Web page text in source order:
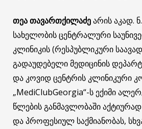
თეა თავართქილაძეარის აკად.
სახელობის ცენტრალური
კლინიკის (რესპუბლიკური
გადაუდებელი მედიცინის
და კოვიდ ცენტრის კლინიკური
„MediClubGeorgia“-ს ექიმი
წლების განმავლობაში
და პროფესიულ საქმიანობას,